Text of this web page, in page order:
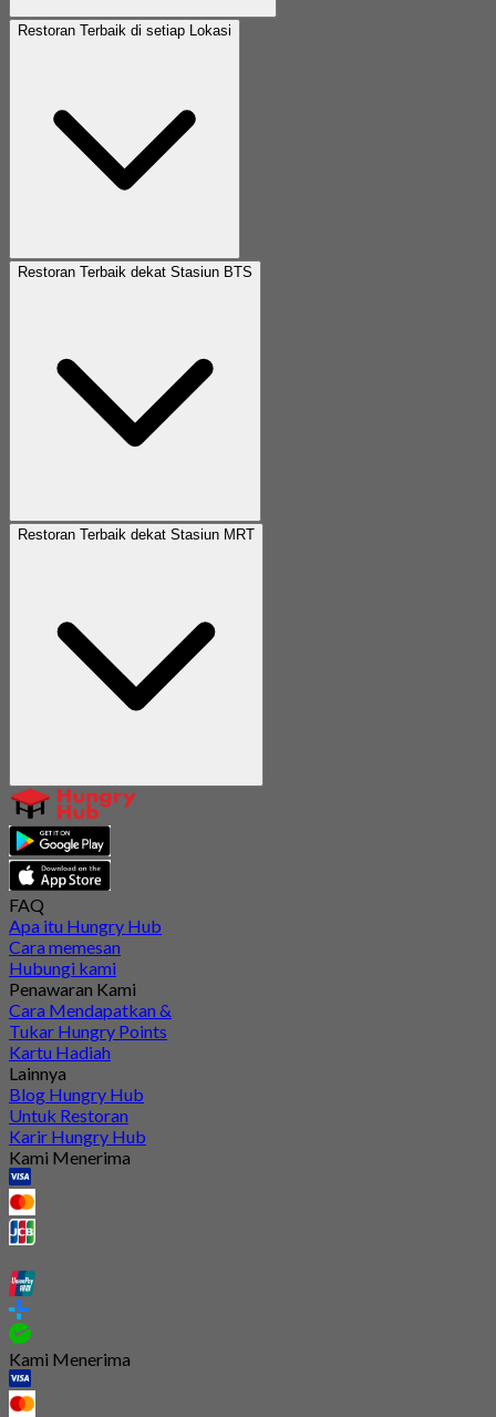
Restoran Terbaik di setiap Lokasi
Restoran Terbaik dekat Stasiun BTS
Restoran Terbaik dekat Stasiun MRT
FAQ
Apa itu Hungry Hub
Cara memesan
Hubungi kami
Penawaran Kami
Cara Mendapatkan &
Tukar Hungry Points
Kartu Hadiah
Lainnya
Blog Hungry Hub
Untuk Restoran
Karir Hungry Hub
Kami Menerima
Kami Menerima